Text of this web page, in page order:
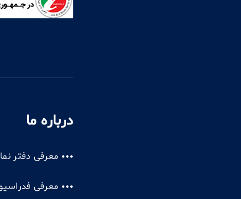
درباره ما
معرفی دفتر
معرفی